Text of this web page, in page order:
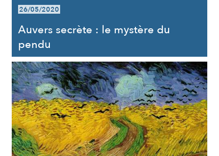
26/05/2020
Auvers secrète : le mystère du
pendu